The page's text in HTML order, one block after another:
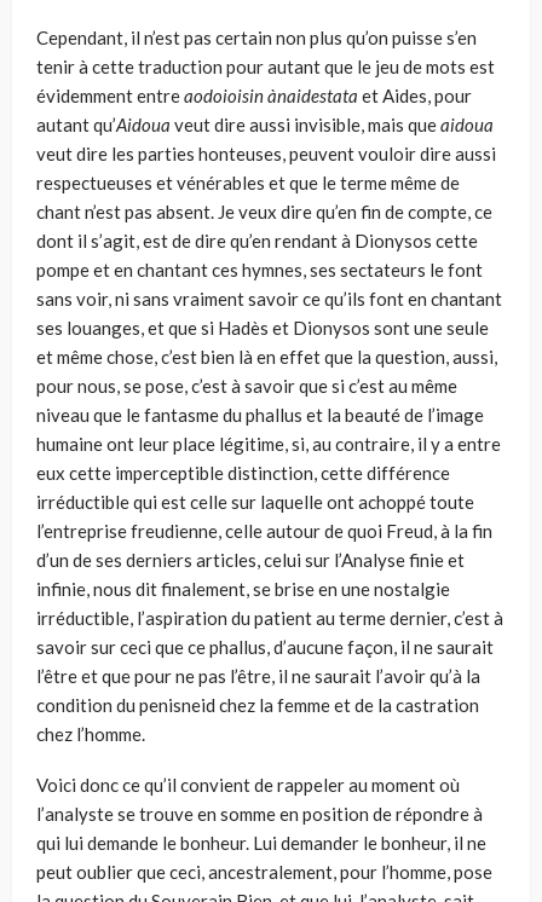
Cependant, il n’est pas certain non plus qu’on puisse s’en
tenir à cette traduction pour autant que le jeu de mots est
évidemment entreaodoioisin ànaidestata et Aides, pour
autant qu’Aidoua veut dire aussi invisible, mais queaidoua
veut dire les parties honteuses, peuvent vou­loir dire aussi
respectueuses et vénérables et que le terme même de
chant n’est pas absent. Je veux dire qu’en fin de compte, ce
dont il s’agit, est de dire qu’en rendant à Dionysos cette
pompe et en chantant ces hymnes, ses sectateurs le font
sans voir, ni sans vraiment savoir ce qu’ils font en chan­tant
ses louanges, et que si Hadès et Dionysos sont une seule
et même chose, c’est bien là en effet que la question, aussi,
pour nous, se pose, c’est à savoir que si c’est au même
niveau que le fantasme du phallus et la beauté de l’image
humaine ont leur place légitime, si, au contraire, il y a entre
eux cette imperceptible distinction, cette différence
irréductible qui est celle sur laquelle ont achoppé toute
l’entreprise freudienne, celle autour de quoi Freud, à la fin
d’un de ses derniers articles, celui sur l’Analyse finie et
infinie, nous dit finalement, se brise en une nostalgie
irréductible, l’aspiration du patient au terme dernier, c’est à
savoir sur ceci que ce phallus, d’aucune façon, il ne saurait
l’être et que pour ne pas l’être, il ne saurait l’avoir qu’à la
condition du penisneid chez la femme et de la castration
chez l’homme.
Voici donc ce qu’il convient de rappeler au moment où
l’analyste se trouve en somme en position de répondre à
qui lui demande le bonheur. Lui demander le bonheur, il ne
peut oublier que ceci, ancestralement, pour l’homme, pose